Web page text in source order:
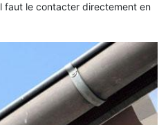
faut le contacter directement en